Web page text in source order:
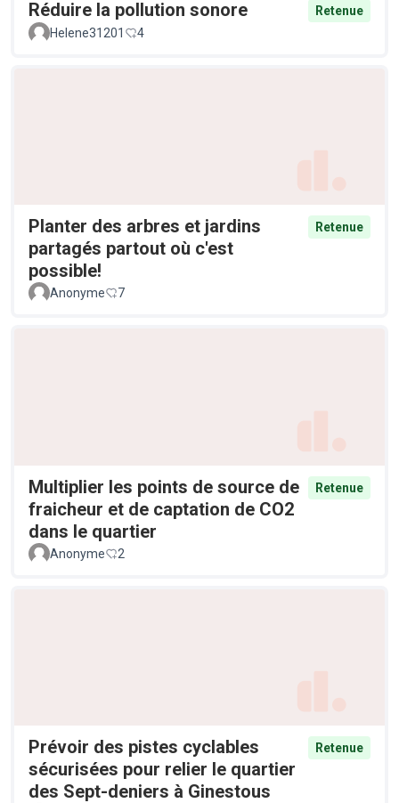
Réduire la pollution sonore
Retenue
Helene31201
4
Planter des arbres et jardins
partagés partout où c'est
possible!
Retenue
Anonyme 7
Multiplier les points de source de
fraicheur et de captation de CO2
dans le quartier
Retenue
Anonyme 2
Prévoir des pistes cyclables
sécurisées pour relier le quartier
des Sept-deniers à Ginestous
Retenue